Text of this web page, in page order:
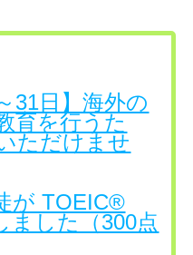
31日】海外の
育を行うた
ただけませ
が TOEIC®
ました（300点